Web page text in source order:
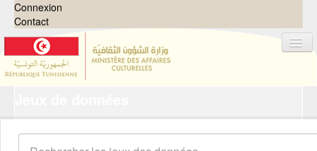
Connexion
Contact
Organisations
Groupes